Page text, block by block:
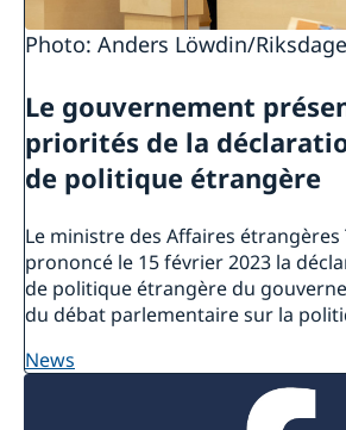
Photo: Anders Löwdin/
Le gouvernement
priorités de la
de politique étrangère
Le ministre des Affaires étrangères
prononcé le 15 février 2023 la
de politique étrangère du
du débat parlementaire sur la
news